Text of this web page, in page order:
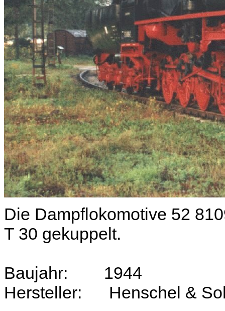
Die Dampflokomotive 52
T 30 gekuppelt.
Baujahr: 1944
Hersteller: Henschel &